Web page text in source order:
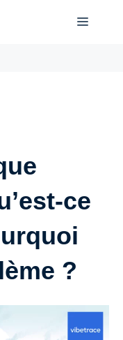
Menu
ce
?